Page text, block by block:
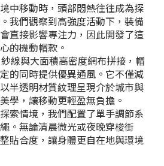
中移動時，頭部悶熱往往成為探
我們觀察到高強度活動下，裝備
直接影響專注力，因此開發了這
的機動帽款。
線與大面積高密度網布拼接，帽
的同時提供優異通風。它不僅減
半透明材質紋理呈現介於城市與
學，讓移動更輕盈無負擔。
索情境，我們配置了單手調節系
。無論清晨微光或夜晚穿梭街
貼合度，讓身體更自在地與環境